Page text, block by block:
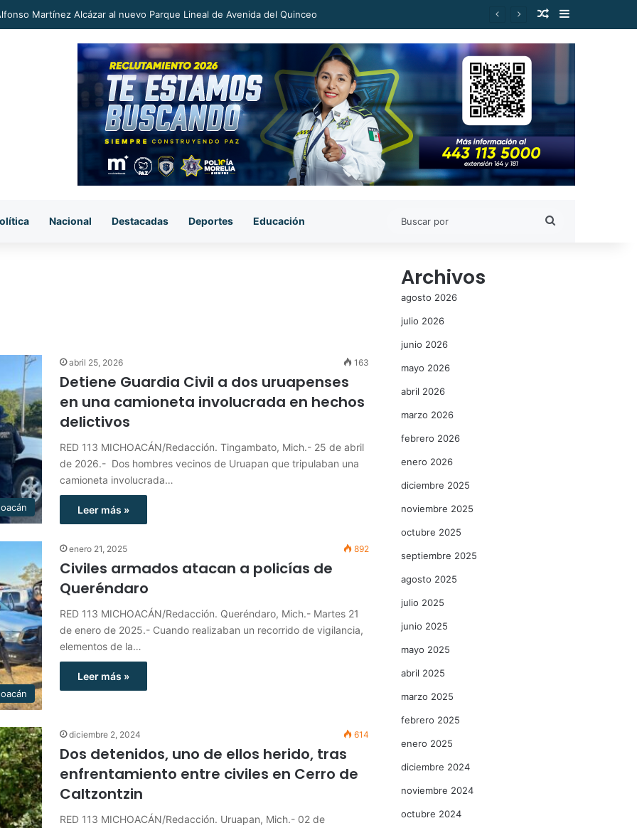
a proceso al «R1» por homicidio del ex alcalde Carlos Manzo Publicación al
Barra lateral
Nacional Destacadas Deportes Educación
abril 25, 2026 163
Detiene Guardia Civil a dos uruapenses
en una camioneta involucrada en hechos
delictivos
RED 113 MICHOACÁN/Redacción. Tingambato, Mich.- 25 de abril
de 2026.- Dos hombres vecinos de Uruapan que tripulaban una
camioneta involucrada…
Leer más »
enero 21, 2025 892
Civiles armados atacan a policías de
Queréndaro
RED 113 MICHOACÁN/Redacción. Queréndaro, Mich.- Martes 21
de enero de 2025.- Cuando realizaban un recorrido de vigilancia,
elementos de la…
Leer más »
diciembre 2, 2024 614
Dos detenidos, uno de ellos herido, tras
enfrentamiento entre civiles en Cerro de
Caltzontzin
RED 113 MICHOACÁN/Redacción. Uruapan, Mich.- 02 de
Archivos
agosto 2026
julio 2026
junio 2026
mayo 2026
abril 2026
marzo 2026
febrero 2026
enero 2026
diciembre 2025
noviembre 2025
octubre 2025
septiembre 2025
agosto 2025
julio 2025
junio 2025
mayo 2025
abril 2025
marzo 2025
febrero 2025
enero 2025
diciembre 2024
noviembre 2024
octubre 2024